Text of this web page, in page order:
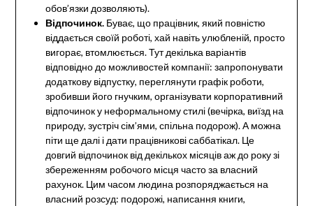
обов’язки дозволяють).
Відпочинок.Буває, що працівник, який повністю
віддається своїй роботі, хай навіть улюбленій, просто
вигорає, втомлюється. Тут декілька варіантів
відповідно до можливостей компанії: запропонувати
додаткову відпустку, переглянути графік роботи,
зробивши його гнучким, організувати корпоративний
відпочинок у неформальному стилі (вечірка, виїзд на
природу, зустріч сім’ями, спільна подорож). А можна
піти ще далі і дати працівникові саббатікал. Це
довгий відпочинок від декількох місяців аж до року зі
збереженням робочого місця часто за власний
рахунок. Цим часом людина розпоряджається на
власний розсуд: подорожі, написання книги,